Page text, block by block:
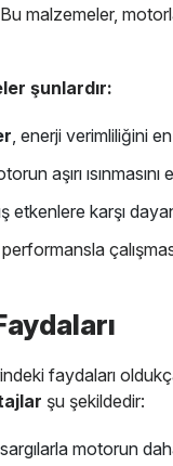
malzemeler,
şunlardır:
, enerji verimliliğini
aşırı
etkenlere karşı
faydaları
şu şekildedir:
motorun